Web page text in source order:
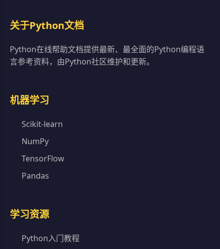
关于Python文档
Python在线帮助文档提供最新、最全面的Python编程语
言参考资料，由Python社区维护和更新。
机器学习
Scikit-learn
NumPy
TensorFlow
Pandas
学习资源
Python入门教程